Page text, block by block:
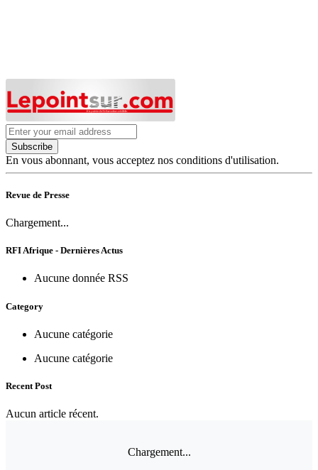
Subscribe
En vous abonnant, vous acceptez nos conditions d'utilisation.
Revue de Presse
Chargement...
RFI Afrique - Dernières Actus
Aucune donnée RSS
Category
Aucune catégorie
Aucune catégorie
Recent Post
Aucun article récent.
Chargement...